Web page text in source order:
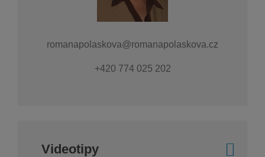
romanapolaskova@romanapolaskova.cz
+420 774 025 202
Videotipy